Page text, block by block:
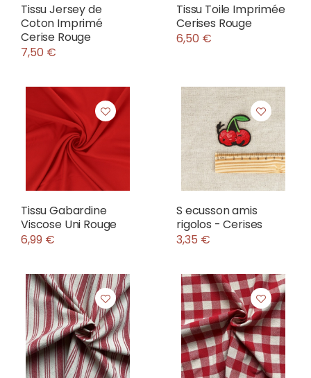
Tissu Jersey de
Coton Imprimé
Cerise Rouge
7,50 €
Tissu Toile Imprimée
Cerises Rouge
6,50 €
Tissu Gabardine
Viscose Uni Rouge
6,99 €
S ecusson amis
rigolos - Cerises
3,35 €